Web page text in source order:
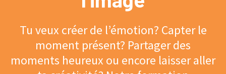
Tu veux créer de l’émotion? Capter le
moment présent? Partager des
moments heureux ou encore laisser aller